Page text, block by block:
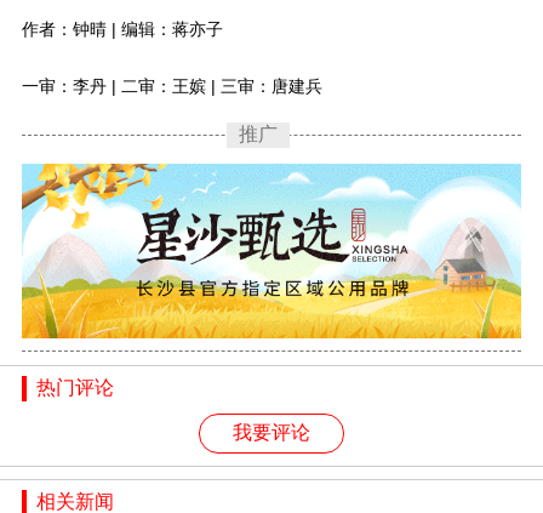
作者：钟晴 | 编辑：蒋亦子
一审：李丹 | 二审：王嫔 | 三审：唐建兵
推广
热门评论
我要评论
相关新闻